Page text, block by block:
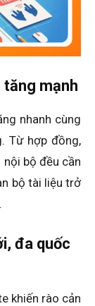
tăng mạnh
nhanh cùng
Từ hợp đồng,
bộ đều cần
bộ tài liệu trở
đa quốc
khiến rào cản